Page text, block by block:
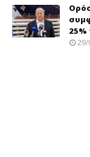
29/